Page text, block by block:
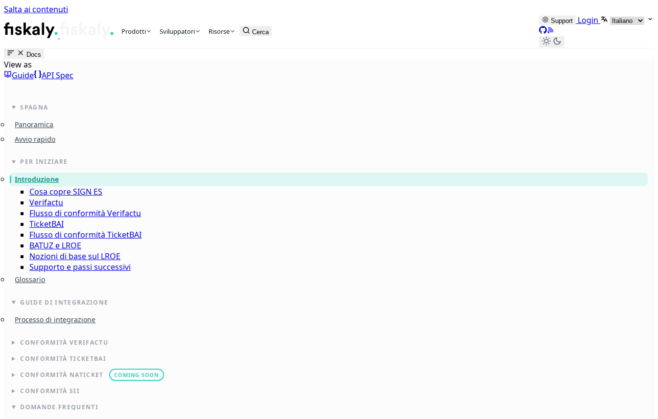
Salta ai contenuti
fiskaly Workspace
Prodotti Sviluppatori Risorse Cerca
Support Login Seleziona
GitHub
RSS
Docs
View as
Guide
API Spec
SPAGNA
Panoramica
Avvio rapido
PER INIZIARE
Introduzione
Cosa copre SIGN ES
Verifactu
Flusso di conformità Verifactu
TicketBAI
Flusso di conformità TicketBAI
BATUZ e LROE
Nozioni di base sul LROE
Supporto e passi successivi
Glossario
GUIDE DI INTEGRAZIONE
Processo di integrazione
CONFORMITÀ VERIFACTU
CONFORMITÀ TICKETBAI
CONFORMITÀ NATICKET
COMING SOON
CONFORMITÀ SII
DOMANDE FREQUENTI